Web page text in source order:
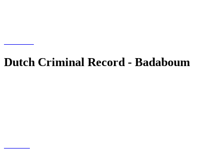
Dutch Criminal Record - Badaboum